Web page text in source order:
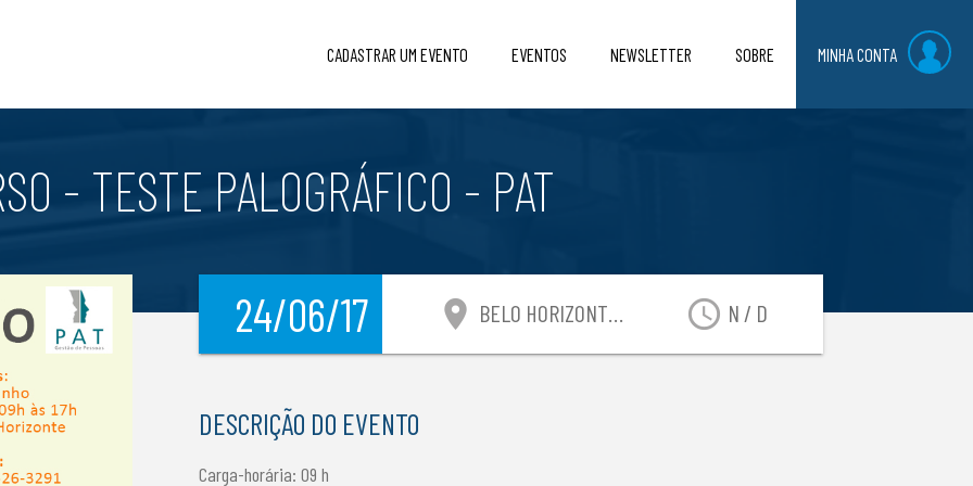
CADASTRAR UM EVENTO EVENTOS NEWSLETTER SOBRE MINHA CONTA
- TESTE PALOGRÁFICO - PAT
24/06/17 access_time N / D
location_on BELO HORIZONTE-MG
DESCRIÇÃO DO EVENTO
Carga-horária: 09 h